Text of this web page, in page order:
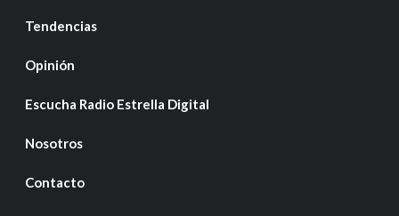
Tendencias
Opinión
Escucha Radio Estrella Digital
Nosotros
Contacto